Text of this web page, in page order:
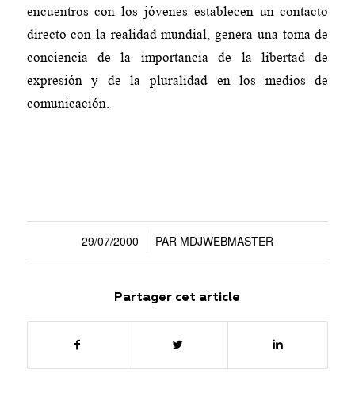
encuentros con los jóvenes establecen un contacto
directo con la realidad mundial, genera una toma de
conciencia de la importancia de la libertad de
expresión y de la pluralidad en los medios de
comunicación.
29/07/2000
/ PAR MDJWEBMASTER
Partager cet article